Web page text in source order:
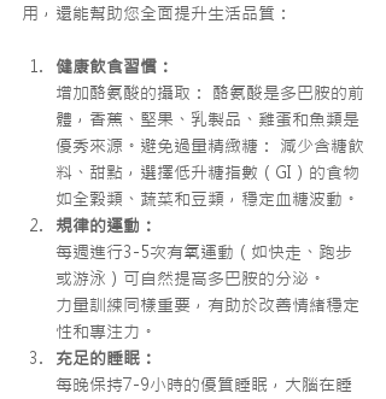
用，還能幫助您全面提升生活品質：
健康飲食習慣：
增加酪氨酸的攝取： 酪氨酸是多巴胺的前
體，香蕉、堅果、乳製品、雞蛋和魚類是
優秀來源。避免過量精緻糖： 減少含糖飲
料、甜點，選擇低升糖指數（GI）的食物
如全穀類、蔬菜和豆類，穩定血糖波動。
規律的運動：
每週進行3-5次有氧運動（如快走、跑步
或游泳）可自然提高多巴胺的分泌。
力量訓練同樣重要，有助於改善情緒穩定
性和專注力。
充足的睡眠：
每晚保持7-9小時的優質睡眠，大腦在睡